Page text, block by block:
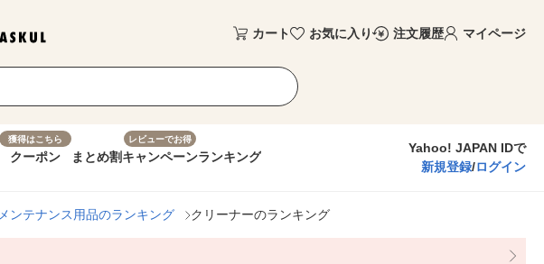
カート お気に入り 注文履歴 マイページ
獲得はこちら
クーポン まとめ割
レビューでお得
キャンペーンランキング
Yahoo! JAPAN IDで
新規登録/ログイン
メンテナンス用品のランキング クリーナーのランキング